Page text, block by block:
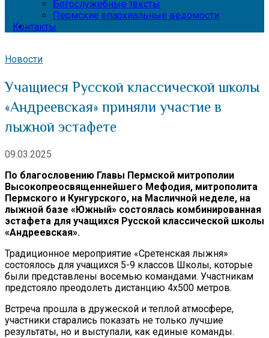
Богослужебные тексты
Пермские епархиальные ведомости
Контакты
Новости
Учащиеся Русской классической школы
«Андреевская» приняли участие в
лыжной эстафете
09.03.2025
По благословению Главы Пермской митрополии
Высокопреосвященнейшего Мефодия, митрополита
Пермского и Кунгурского, на Масличной неделе, на
лыжной базе «Южный» состоялась комбинированная
эстафета для учащихся Русской классической школы
«Андреевская».
Традиционное мероприятие «Сретенская лыжня»
состоялось для учащихся 5-9 классов Школы, которые
были представлены восемью командами. Участникам
предстояло преодолеть дистанцию 4х500 метров.
Встреча прошла в дружеской и теплой атмосфере,
участники старались показать не только лучшие
результаты, но и выступали, как единые команды.